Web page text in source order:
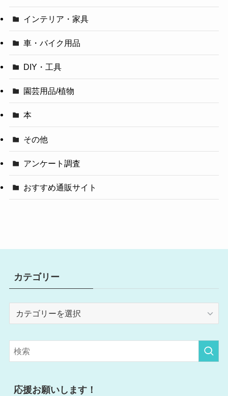
インテリア・家具
車・バイク用品
DIY・工具
園芸用品/植物
本
その他
アンケート調査
おすすめ通販サイト
カテゴリー
リ
ー
応援お願いします！